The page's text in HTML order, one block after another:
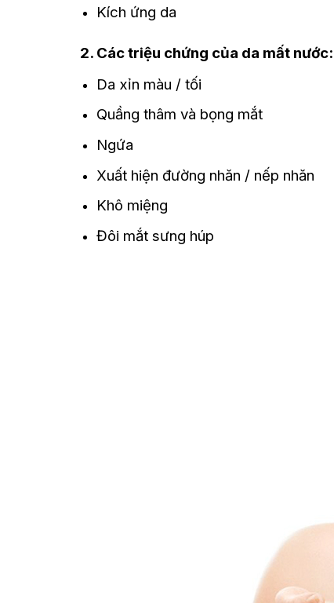
Kích ứng da
2. Các triệu chứng của da mất nước:
Da xỉn màu / tối
Quầng thâm và bọng mắt
Ngứa
Xuất hiện đường nhăn / nếp nhăn
Khô miệng
Đôi mắt sưng húp